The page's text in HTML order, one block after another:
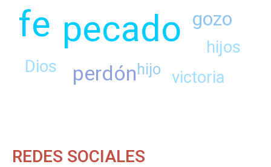
pecado
fe
perdón
gozo
hijos
victoria
Dios hijo
REDES SOCIALES